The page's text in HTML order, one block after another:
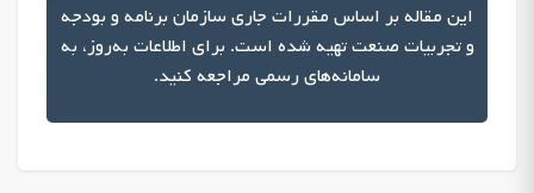
این مقاله بر اساس مقررات جاری سازمان برنامه و بودجه
و تجربیات صنعت تهیه شده است. برای اطلاعات به‌روز، به
سامانه‌های رسمی مراجعه کنید.